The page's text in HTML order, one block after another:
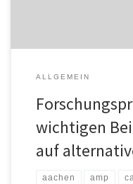
ALLGEMEIN
wichtigen
auf
aachen amp